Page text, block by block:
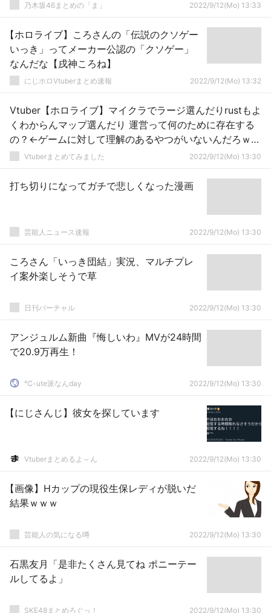
乃木坂46まとめの「ま」 2022/9/12(Mo) 13:33
【ホロライブ】ころさんの「伝説のクソゲー
いっき」ってメーカー公認の「クソゲー」
なんだな【戌神ころね】
にじホロVtuberまとめ速報 2022/9/12(Mo) 13:32
Vtuber【ホロライブ】マイクラでラージ選んだりrustもよ
くわからんマップ選んだり 運営って何のために存在する
の？←ゲームに対して理解のあるやつがいないんだろｗｗ
ｗ Vtuberまとめてみました 2022/9/12(Mo) 13:30
打ち切りになってガチで悲しくなった漫画
芸能人ニュース速報 2022/9/12(Mo) 13:30
ころさん「いっき団結」実況、マルチプレ
イ案外楽しそうで草
日刊バーチャル 2022/9/12(Mo) 13:30
アンジュルム新曲『悔しいわ』MVが24時間
で20.9万再生！
℃-ute派なんday 2022/9/12(Mo) 13:30
【にじさんじ】彼女を探しています
Vtuberまとめるよ～ん 2022/9/12(Mo) 13:30
【画像】Hカップの現役生保レディが脱いだ
結果ｗｗｗ
芸能人の気になる噂 2022/9/12(Mo) 13:30
石黒友月「是非たくさん見てね ポニーテー
ルしてるよ」
SKE48まとめろぐっ！ 2022/9/12(Mo) 13:30